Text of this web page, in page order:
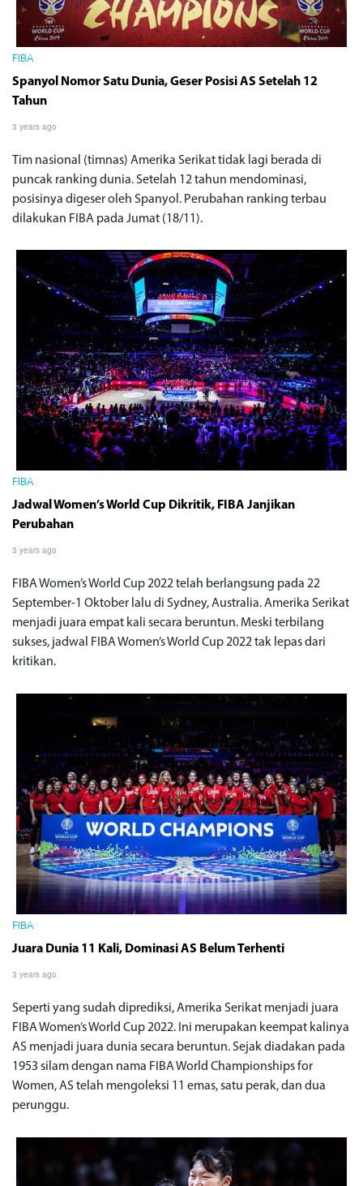
FIBA
Spanyol Nomor Satu Dunia, Geser Posisi AS Setelah 12
Tahun
3 years ago
Tim nasional (timnas) Amerika Serikat tidak lagi berada di
puncak ranking dunia. Setelah 12 tahun mendominasi,
posisinya digeser oleh Spanyol. Perubahan ranking terbau
dilakukan FIBA pada Jumat (18/11).
FIBA
Jadwal Women’s World Cup Dikritik, FIBA Janjikan
Perubahan
3 years ago
FIBA Women’s World Cup 2022 telah berlangsung pada 22
September-1 Oktober lalu di Sydney, Australia. Amerika Serikat
menjadi juara empat kali secara beruntun. Meski terbilang
sukses, jadwal FIBA Women’s World Cup 2022 tak lepas dari
kritikan.
FIBA
Juara Dunia 11 Kali, Dominasi AS Belum Terhenti
3 years ago
Seperti yang sudah diprediksi, Amerika Serikat menjadi juara
FIBA Women’s World Cup 2022. Ini merupakan keempat kalinya
AS menjadi juara dunia secara beruntun. Sejak diadakan pada
1953 silam dengan nama FIBA World Championships for
Women, AS telah mengoleksi 11 emas, satu perak, dan dua
perunggu.